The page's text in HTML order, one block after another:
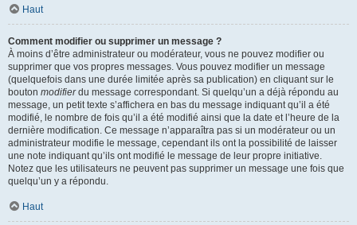
Haut
Comment modifier ou supprimer un message ?
À moins d’être administrateur ou modérateur, vous ne pouvez modifier ou
supprimer que vos propres messages. Vous pouvez modifier un message
(quelquefois dans une durée limitée après sa publication) en cliquant sur le
bouton modifierdu message correspondant. Si quelqu’un a déjà répondu au
message, un petit texte s’affichera en bas du message indiquant qu’il a été
modifié, le nombre de fois qu’il a été modifié ainsi que la date et l’heure de la
dernière modification. Ce message n’apparaîtra pas si un modérateur ou un
administrateur modifie le message, cependant ils ont la possibilité de laisser
une note indiquant qu’ils ont modifié le message de leur propre initiative.
Notez que les utilisateurs ne peuvent pas supprimer un message une fois que
quelqu’un y a répondu.
Haut